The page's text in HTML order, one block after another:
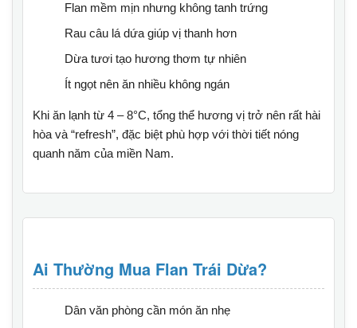
Flan mềm mịn nhưng không tanh trứng
Rau câu lá dứa giúp vị thanh hơn
Dừa tươi tạo hương thơm tự nhiên
Ít ngọt nên ăn nhiều không ngán
Khi ăn lạnh từ 4 – 8°C, tổng thể hương vị trở nên rất hài
hòa và “refresh”, đặc biệt phù hợp với thời tiết nóng
quanh năm của miền Nam.
Ai Thường Mua Flan Trái Dừa?
Dân văn phòng cần món ăn nhẹ